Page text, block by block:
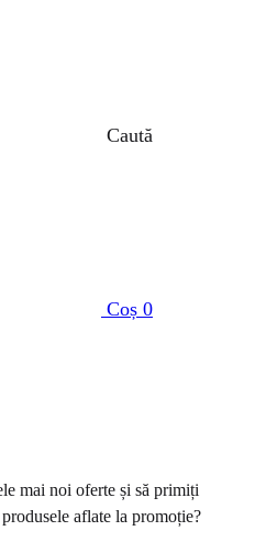
Caută
Coș 0
mai noi oferte și să primiți
aflate la promoție?